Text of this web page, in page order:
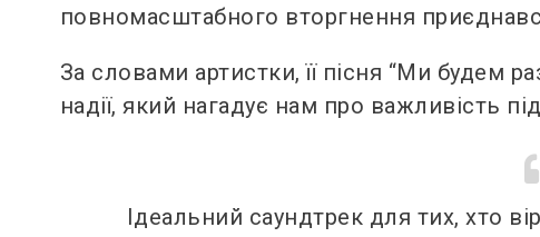
повномасштабного вторгнення
За словами артистки, її пісня “Ми будем
надії, який нагадує нам про важливість
Ідеальний саундтрек для тих, хто